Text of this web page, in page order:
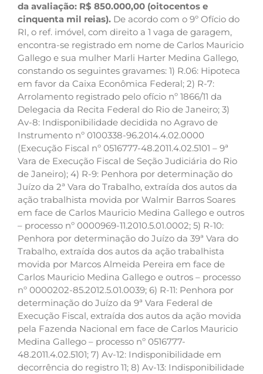
da avaliação: R$ 850.000,00 (oitocentos e
cinquenta mil reias). De acordo com o 9º Ofício do
RI, o ref. imóvel, com direito a 1 vaga de garagem,
encontra-se registrado em nome de Carlos Mauricio
Gallego e sua mulher Marli Harter Medina Gallego,
constando os seguintes gravames: 1) R.06: Hipoteca
em favor da Caixa Econômica Federal; 2) R-7:
Arrolamento registrado pelo ofício nº 1866/11 da
Delegacia da Recita Federal do Rio de Janeiro; 3)
Av-8: Indisponibilidade decidida no Agravo de
Instrumento nº 0100338-96.2014.4.02.0000
(Execução Fiscal nº 0516777-48.2011.4.02.5101 – 9ª
Vara de Execução Fiscal de Seção Judiciária do Rio
de Janeiro); 4) R-9: Penhora por determinação do
Juízo da 2ª Vara do Trabalho, extraída dos autos da
ação trabalhista movida por Walmir Barros Soares
em face de Carlos Mauricio Medina Gallego e outros
– processo nº 0000969-11.2010.5.01.0002; 5) R-10:
Penhora por determinação do Juízo da 39ª Vara do
Trabalho, extraída dos autos da ação trabalhista
movida por Marcos Almeida Pereira em face de
Carlos Mauricio Medina Gallego e outros – processo
nº 0000202-85.2012.5.01.0039; 6) R-11: Penhora por
determinação do Juízo da 9ª Vara Federal de
Execução Fiscal, extraída dos autos da ação movida
pela Fazenda Nacional em face de Carlos Mauricio
Medina Gallego – processo nº 0516777-
48.2011.4.02.5101; 7) Av-12: Indisponibilidade em
decorrência do registro 11; 8) Av-13: Indisponibilidade